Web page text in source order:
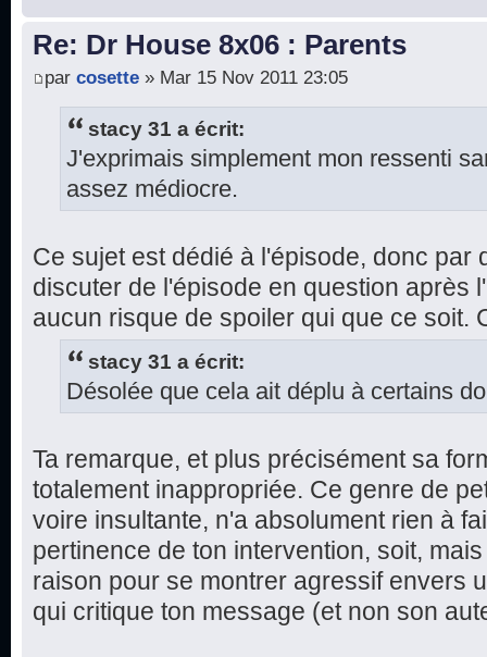
Re: Dr House 8x06 : Parents
par cosette » Mar 15 Nov 2011 23:05
stacy 31 a écrit:
J'exprimais simplement mon ressenti
assez médiocre.
Ce sujet est dédié à l'épisode, donc par
discuter de l'épisode en question après
aucun risque de spoiler qui que ce soit.
stacy 31 a écrit:
Désolée que cela ait déplu à certains
Ta remarque, et plus précisément sa
totalement inappropriée. Ce genre de
voire insultante, n'a absolument rien à
pertinence de ton intervention, soit,
raison pour se montrer agressif envers
qui critique ton message (et non son